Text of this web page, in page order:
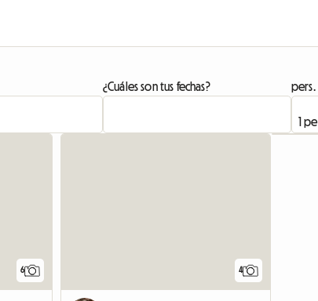
¿Cuáles son tus fechas? pers.
6 4